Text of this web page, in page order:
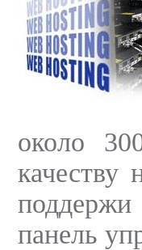
около
качеству
поддержи
панель